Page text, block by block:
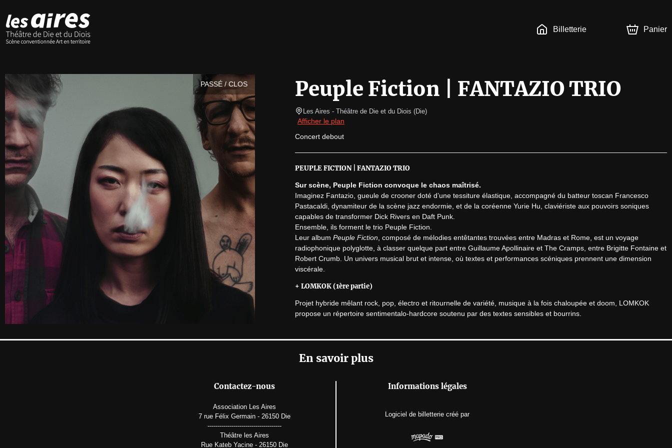
Billetterie Panier
PASSÉ / CLOS Peuple Fiction | FANTAZIO TRIO
Les Aires - Théâtre de Die et du Diois (Die)
Afficher le plan
Concert debout
PEUPLE FICTION | FANTAZIO TRIO
Sur scène, Peuple Fiction convoque le chaos maîtrisé.
Imaginez Fantazio, gueule de crooner doté d’une tessiture élastique, accompagné du batteur toscan Francesco
Pastacaldi, dynamiteur de la scène jazz endormie, et de la coréenne Yurie Hu, claviériste aux pouvoirs soniques
capables de transformer Dick Rivers en Daft Punk.
Ensemble, ils forment le trio Peuple Fiction.
Leur album Peuple Fiction , composé de mélodies entêtantes trouvées entre Madras et Rome, est un voyage
radiophonique polyglotte, à classer quelque part entre Guillaume Apollinaire et The Cramps, entre Brigitte Fontaine et
Robert Crumb. Un univers musical brut et intense, où textes et performances scéniques prennent une dimension
viscérale.
+ LOMKOK (1ère partie)
Projet hybride mêlant rock, pop, électro et ritournelle de variété, musique à la fois chaloupée et doom, LOMKOK
propose un répertoire sentimentalo-hardcore soutenu par des textes sensibles et bourrins.
A partir de 16 ans
En savoir plus
Contactez-nous
Association Les Aires
7 rue Félix Germain - 26150 Die
-------------------------------------
Théâtre les Aires
Rue Kateb Yacine - 26150 Die
Informations légales
Logiciel de billetterie créé par